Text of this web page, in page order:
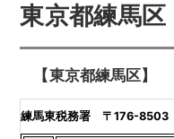
東京都練馬区
【東京都練馬区】
練馬東税務署 〒176-8503